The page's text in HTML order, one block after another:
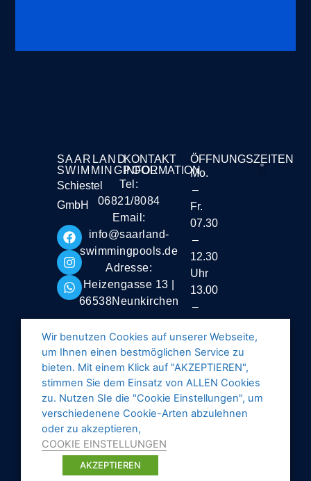
SAARLAND
SWIMMINGPOOL
Schiestel
GmbH
KONTAKT
INFORMATION
Tel:
06821/8084
Email:
info@saarland-
swimmingpools.de
Adresse:
Heizengasse 13 |
66538Neunkirchen
ÖFFNUNGSZEITEN
Mo.
–
Fr.
07.30
–
12.30
Uhr
13.00
–
Uhr
Samstag
geschlossen
Wir benutzen Cookies auf unserer Webseite,
um Ihnen einen bestmöglichen Service zu
bieten. Mit einem Klick auf "AKZEPTIEREN",
stimmen Sie dem Einsatz von ALLEN Cookies
zu. Nutzen SIe die "Cookie Einstellungen", um
verschiedenene Cookie-Arten abzulehnen
oder zu akzeptieren,
COOKIE EINSTELLUNGEN
AKZEPTIEREN